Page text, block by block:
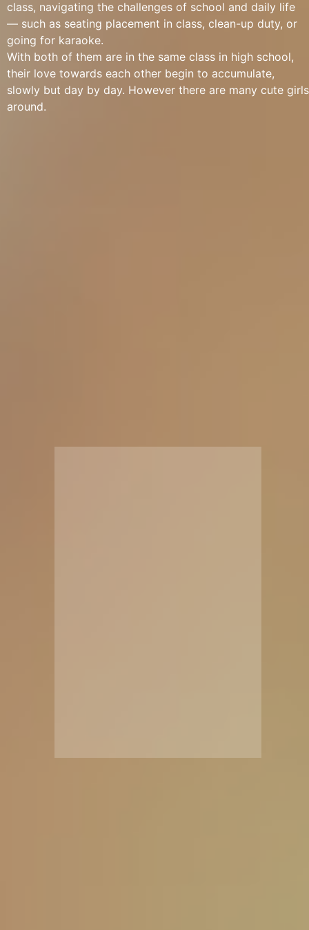
class, navigating the challenges of school and daily life
— such as seating placement in class, clean-up duty, or
going for karaoke.
With both of them are in the same class in high school,
their love towards each other begin to accumulate,
slowly but day by day. However there are many cute girls
around.